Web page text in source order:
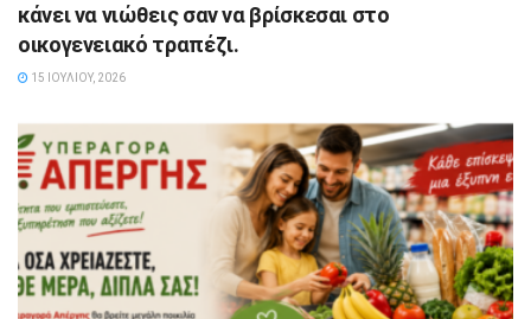
κάνει να νιώθεις σαν να βρίσκεσαι στο
οικογενειακό τραπέζι.
15 ΙΟΥΛΊΟΥ, 2026